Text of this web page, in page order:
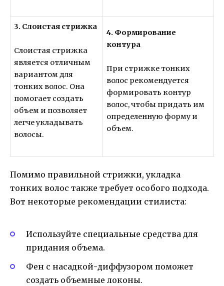
3. Слоистая стрижка
Слоистая стрижка
является отличным
вариантом для
тонких волос. Она
помогает создать
объем и позволяет
легче укладывать
волосы.
4. Формирование
контура
При стрижке тонких
волос рекомендуется
формировать контур
волос, чтобы придать им
определенную форму и
объем.
Помимо правильной стрижки, укладка
тонких волос также требует особого подхода.
Вот некоторые рекомендации стилиста:
Используйте специальные средства для
придания объема.
Фен с насадкой-диффузором поможет
создать объемные локоны.